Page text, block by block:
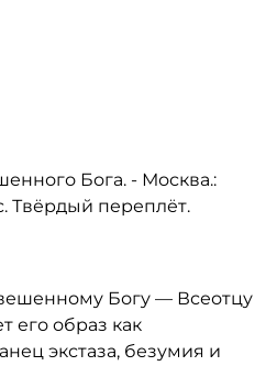
Бога. - Москва.:
Твёрдый переплёт.
Богу — Всеотцу
его образ как
экстаза, безумия и